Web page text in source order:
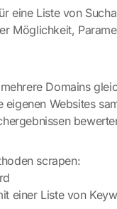
eine Liste von
Möglichkeit,
Domains
Websites
scrapen:
einer Liste von